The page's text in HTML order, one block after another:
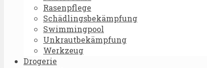
Rasenpflege
Schädlingsbekämpfung
Swimmingpool
Unkrautbekämpfung
Werkzeug
Drogerie